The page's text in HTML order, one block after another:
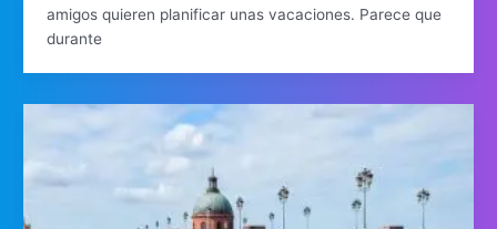
amigos quieren planificar unas vacaciones. Parece que
durante